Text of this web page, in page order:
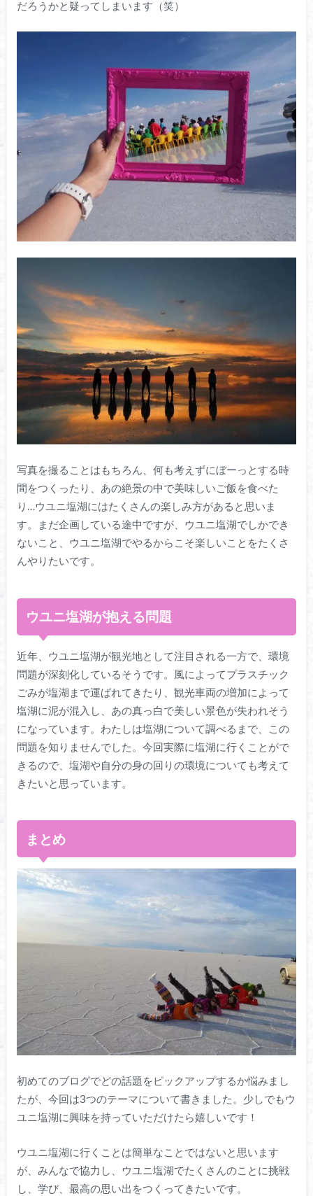
だろうかと疑ってしまいます（笑）
写真を撮ることはもちろん、何も考えずにぼーっとする時
間をつくったり、あの絶景の中で美味しいご飯を食べた
り…ウユニ塩湖にはたくさんの楽しみ方があると思いま
す。まだ企画している途中ですが、ウユニ塩湖でしかでき
ないこと、ウユニ塩湖でやるからこそ楽しいことをたくさ
んやりたいです。
ウユニ塩湖が抱える問題
近年、ウユニ塩湖が観光地として注目される一方で、環境
問題が深刻化しているそうです。風によってプラスチック
ごみが塩湖まで運ばれてきたり、観光車両の増加によって
塩湖に泥が混入し、あの真っ白で美しい景色が失われそう
になっています。わたしは塩湖について調べるまで、この
問題を知りませんでした。今回実際に塩湖に行くことがで
きるので、塩湖や自分の身の回りの環境についても考えて
きたいと思っています。
まとめ
初めてのブログでどの話題をピックアップするか悩みまし
たが、今回は3つのテーマについて書きました。少しでもウ
ユニ塩湖に興味を持っていただけたら嬉しいです！
ウユニ塩湖に行くことは簡単なことではないと思います
が、みんなで協力し、ウユニ塩湖でたくさんのことに挑戦
し、学び、最高の思い出をつくってきたいです。